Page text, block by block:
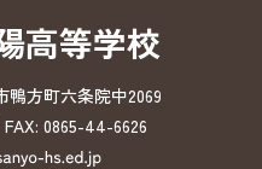
高等学校
鴨方町六条院中2069
0865-44-6626